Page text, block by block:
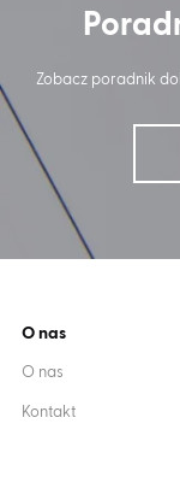
Zobacz poradnik
O nas
O nas
Kontakt